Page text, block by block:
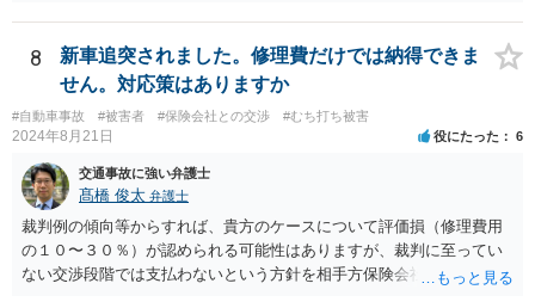
8
新車追突されました。修理費だけでは納得できま
せん。対応策はありますか
#自動車事故 #被害者 #保険会社との交渉 #むち打ち被害
2024年8月21日 役にたった 6
交通事故に強い弁護士
髙橋 俊太 弁護士
裁判例の傾向等からすれば、貴方のケースについて評価損（修理費用
の１０〜３０％）が認められる可能性はありますが、裁判に至ってい
ない交渉段階では支払わないという方針を相手方保険会社が貫く可能